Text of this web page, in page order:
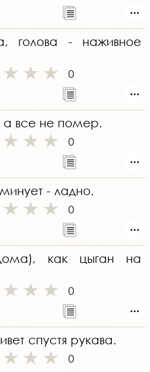
голова - наживное
0
а все не помер.
0
- ладно.
0
как цыган на
0
спустя рукава.
0